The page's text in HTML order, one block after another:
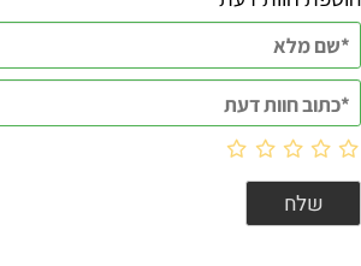
דעת